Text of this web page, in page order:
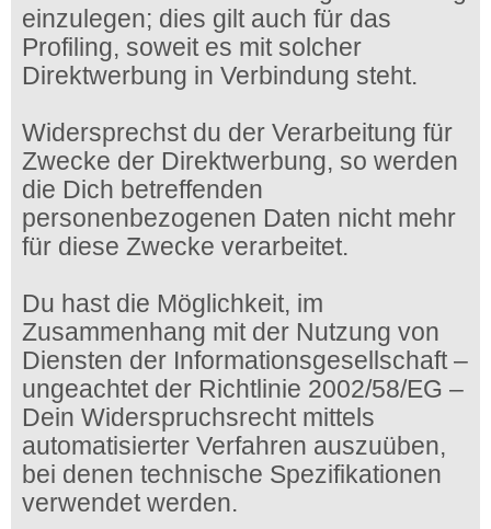
einzulegen; dies gilt auch für das
Profiling, soweit es mit solcher
Direktwerbung in Verbindung steht.
Widersprechst du der Verarbeitung für
Zwecke der Direktwerbung, so werden
die Dich betreffenden
personenbezogenen Daten nicht mehr
für diese Zwecke verarbeitet.
Du hast die Möglichkeit, im
Zusammenhang mit der Nutzung von
Diensten der Informationsgesellschaft –
ungeachtet der Richtlinie 2002/58/EG –
Dein Widerspruchsrecht mittels
automatisierter Verfahren auszuüben,
bei denen technische Spezifikationen
verwendet werden.